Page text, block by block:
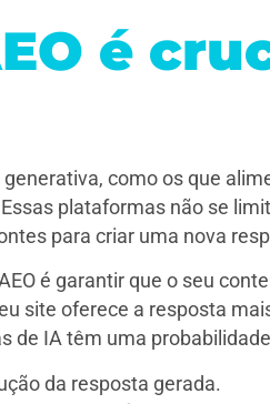
é
como os que
plataformas não se
para criar uma nova
é garantir que o seu
site oferece a resposta
de IA têm uma
da resposta gerada.